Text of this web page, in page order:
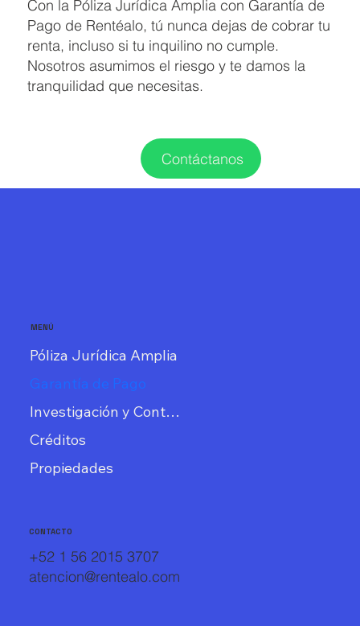
Con la Póliza Jurídica Amplia con Garantía de
Pago de Rentéalo, tú nunca dejas de cobrar tu
renta, incluso si tu inquilino no cumple.
Nosotros asumimos el riesgo y te damos la
tranquilidad que necesitas.
Contáctanos
MENÚ
Póliza Jurídica Amplia
Garantía de Pago
Investigación y Contrato
Créditos
Propiedades
CONTACTO
+52 1 56 2015 3707
atencion@rentealo.com